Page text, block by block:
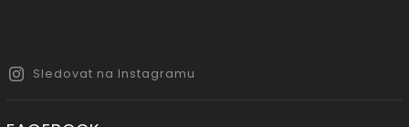
Sledovat na Instagramu